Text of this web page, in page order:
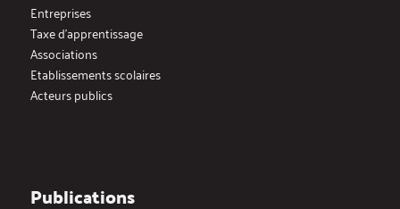
Entreprises
Taxe d’apprentissage
Associations
Etablissements scolaires
Acteurs publics
Publications